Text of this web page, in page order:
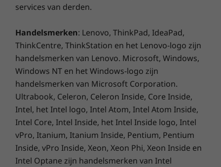
Gaat voor een lange tijd mee
Ongestoord doorwerken op de Yoga 7 2-in-1-
laptop. Dankzij een batterij die de hele dag
meegaat, kun je de marathonvergadering
laten doorgaan of de volgende afleveringen
afspelen zonder de oplader. En als de batterij
bijna leeg is, verlengt de Rapid Charge Express
de levensduur van de batterij met slechts 15
minuten. Je kunt dus meteen weer aan de slag.
De laptop beschikt ook over een krachtige
reeks poorten, zoals USB-C, HDMI 2.1 TMDS en
MicroSD voor het aansluiten van accessoires,
beeldschermen met hoge resolutie en extra
services van derden.
Handelsmerken: Lenovo, ThinkPad, IdeaPad,
ThinkCentre, ThinkStation en het Lenovo-logo zijn
handelsmerken van Lenovo. Microsoft, Windows,
Windows NT en het Windows-logo zijn
handelsmerken van Microsoft Corporation.
Ultrabook, Celeron, Celeron Inside, Core Inside,
Intel, het Intel logo, Intel Atom, Intel Atom Inside,
Intel Core, Intel Inside, het Intel Inside logo, Intel
vPro, Itanium, Itanium Inside, Pentium, Pentium
Inside, vPro Inside, Xeon, Xeon Phi, Xeon Inside en
Intel Optane zijn handelsmerken van Intel